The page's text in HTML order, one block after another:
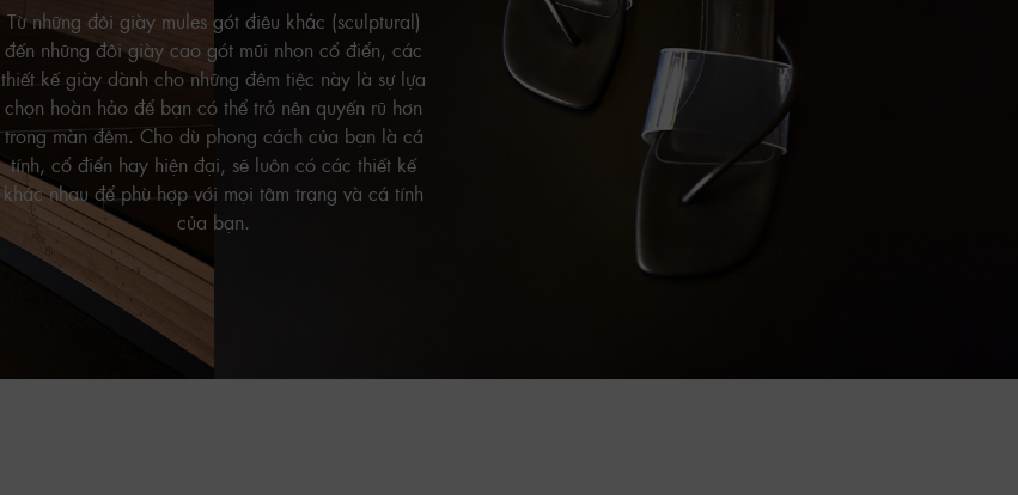
Từ những đôi giày mules gót điêu khắc (sculptural)
đến những đôi giày cao gót mũi nhọn cổ điển, các
thiết kế giày dành cho những đêm tiệc này là sự lựa
chọn hoàn hảo để bạn có thể trở nên quyến rũ hơn
trong màn đêm. Cho dù phong cách của bạn là cá
tính, cổ điển hay hiện đại, sẽ luôn có các thiết kế
khác nhau để phù hợp với mọi tâm trạng và cá tính
của bạn.